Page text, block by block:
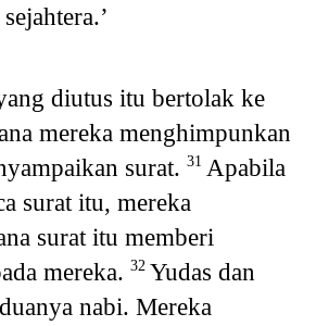
diutus itu bertolak ke
mereka menghimpunkan
surat. 31 Apabila
surat itu, mereka
surat itu memberi
mereka. 32 Yudas dan
nabi. Mereka